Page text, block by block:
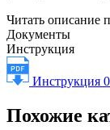
Читать описание
Документы
Инструкция
Инструкция
Похожие